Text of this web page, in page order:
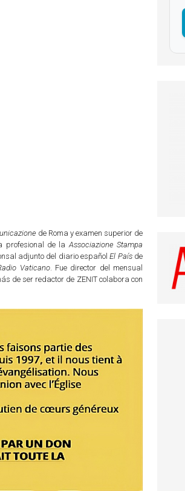
de Roma y examen superior de
profesional de la Associazione Stampa
adjunto del diario españolEl Paísde
Vaticano. Fue director del mensual
de ser redactor de ZENIT colabora con